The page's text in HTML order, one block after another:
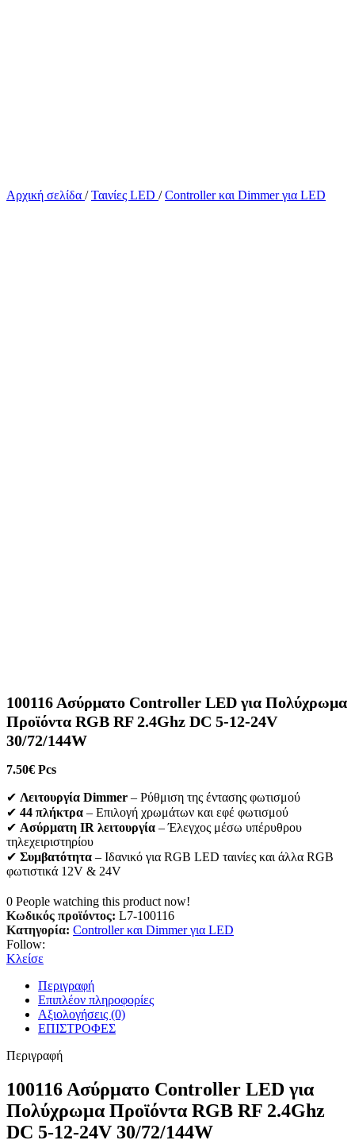
Αρχική σελίδα / Ταινίες LED / Controller και Dimmer για LED
100116 Ασύρματο Controller LED για Πολύχρωμα
Προϊόντα RGB RF 2.4Ghz DC 5-12-24V
30/72/144W
7.50€ Pcs
✔ Λειτουργία Dimmer – Ρύθμιση της έντασης φωτισμού
✔ 44 πλήκτρα – Επιλογή χρωμάτων και εφέ φωτισμού
✔ Ασύρματη IR λειτουργία – Έλεγχος μέσω υπέρυθρου
τηλεχειριστηρίου
✔ Συμβατότητα – Ιδανικό για RGB LED ταινίες και άλλα RGB
φωτιστικά 12V & 24V
0 People watching this product now!
Κωδικός προϊόντος: L7-100116
Κατηγορία: Controller και Dimmer για LED
Follow:
Κλείσε
Περιγραφή
Επιπλέον πληροφορίες
Αξιολογήσεις (0)
ΕΠΙΣΤΡΟΦΕΣ
Περιγραφή
100116 Ασύρματο Controller LED για
Πολύχρωμα Προϊόντα RGB RF 2.4Ghz
DC 5-12-24V 30/72/144W